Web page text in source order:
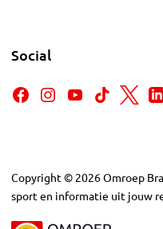
Social
Copyright © 2026Omroep
sport en informatie uit jouw